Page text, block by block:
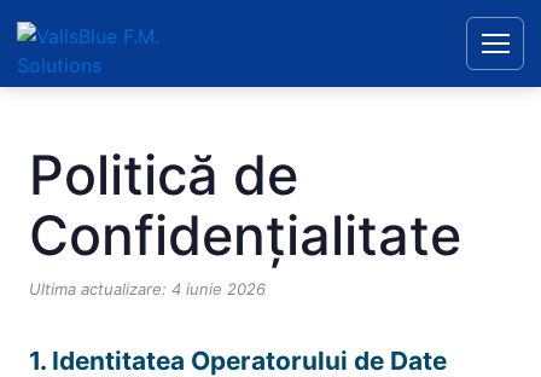
Politică de
Confidențialitate
Ultima actualizare: 4 iunie 2026
1. Identitatea Operatorului de Date